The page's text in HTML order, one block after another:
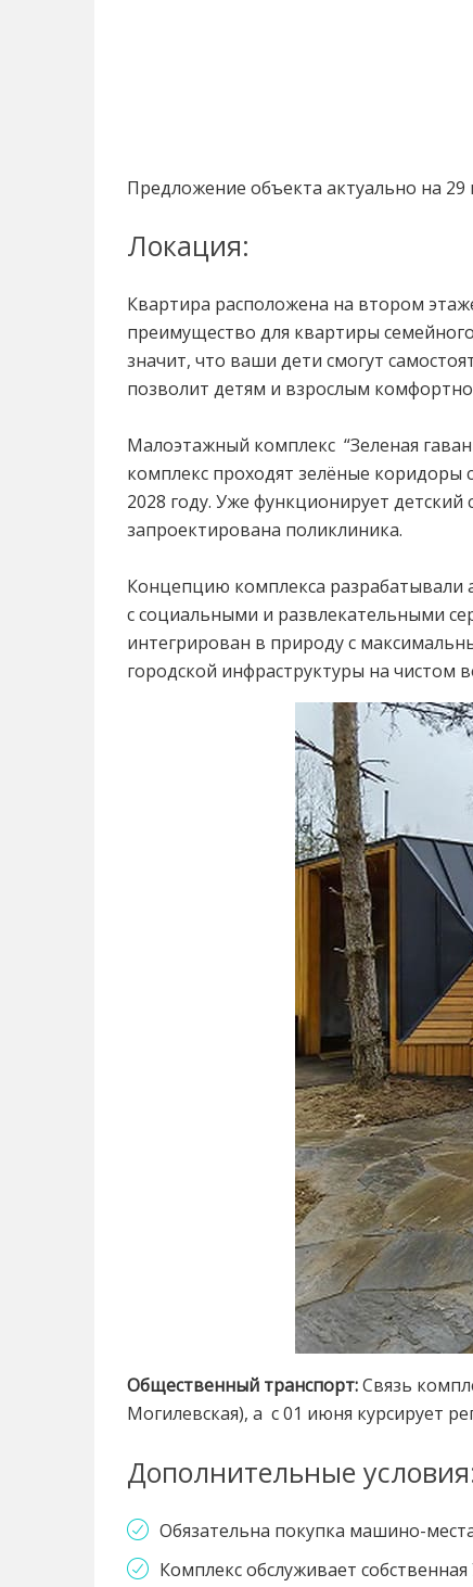
Предложение объекта актуально на 29
Локация:
Квартира расположена на втором
преимущество для квартиры
значит, что ваши дети смогут
позволит детям и взрослым
Малоэтажный комплекс “Зеленая
комплекс проходят зелёные
2028 году. Уже функционирует
запроектирована поликлиника.
Концепцию комплекса разрабатывали
с социальными и развлекательными
интегрирован в природу с
городской инфраструктуры на чистом
Общественный транспорт:Связь
Могилевская), а с 01 июня курсирует
Дополнительные
Обязательна покупка машино-
Комплекс обслуживает